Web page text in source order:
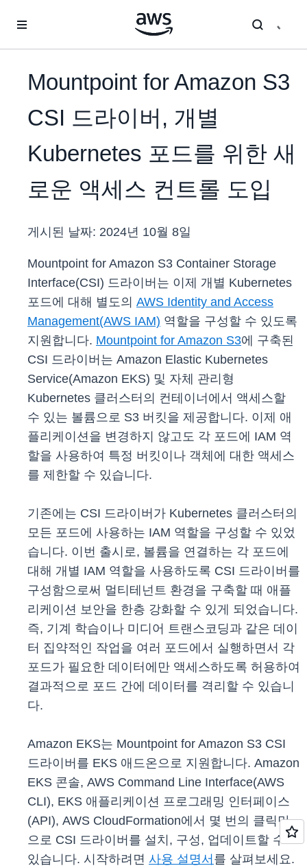
Mountpoint for Amazon S3
CSI 드라이버, 개별
Kubernetes 포드를 위한 새
로운 액세스 컨트롤 도입
게시된 날짜: 2024년 10월 8일
Mountpoint for Amazon S3 Container Storage
Interface(CSI) 드라이버는 이제 개별 Kubernetes
포드에 대해 별도의 AWS Identity and Access
Management(AWS IAM) 역할을 구성할 수 있도록
지원합니다. Mountpoint for Amazon S3에 구축된
CSI 드라이버는 Amazon Elastic Kubernetes
Service(Amazon EKS) 및 자체 관리형
Kubernetes 클러스터의 컨테이너에서 액세스할
수 있는 볼륨으로 S3 버킷을 제공합니다. 이제 애
플리케이션을 변경하지 않고도 각 포드에 IAM 역
할을 사용하여 특정 버킷이나 객체에 대한 액세스
를 제한할 수 있습니다.
기존에는 CSI 드라이버가 Kubernetes 클러스터의
모든 포드에 사용하는 IAM 역할을 구성할 수 있었
습니다. 이번 출시로, 볼륨을 연결하는 각 포드에
대해 개별 IAM 역할을 사용하도록 CSI 드라이버를
구성함으로써 멀티테넌트 환경을 구축할 때 애플
리케이션 보안을 한층 강화할 수 있게 되었습니다.
즉, 기계 학습이나 미디어 트랜스코딩과 같은 데이
터 집약적인 작업을 여러 포드에서 실행하면서 각
포드가 필요한 데이터에만 액세스하도록 허용하여
결과적으로 포드 간에 데이터를 격리할 수 있습니
다.
Amazon EKS는 Mountpoint for Amazon S3 CSI
드라이버를 EKS 애드온으로 지원합니다. Amazon
EKS 콘솔, AWS Command Line Interface(AWS
CLI), EKS 애플리케이션 프로그래밍 인터페이스
(API), AWS CloudFormation에서 몇 번의 클릭만
으로 CSI 드라이버를 설치, 구성, 업데이트할 수
있습니다. 시작하려면 사용 설명서 를 살펴보세요.